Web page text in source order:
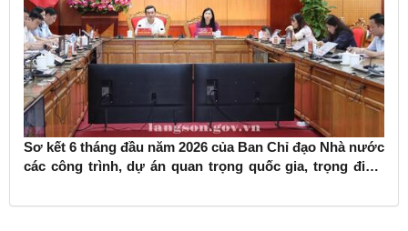
Sơ kết 6 tháng đầu năm 2026 của Ban Chỉ đạo Nhà nước
các công trình, dự án quan trọng quốc gia, trọng điểm